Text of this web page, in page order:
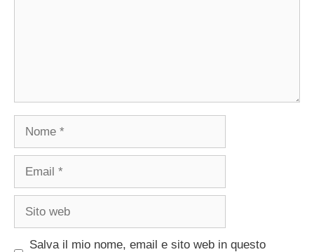
Nome
Email
Sito
Salva il mio nome, email e sito web in questo